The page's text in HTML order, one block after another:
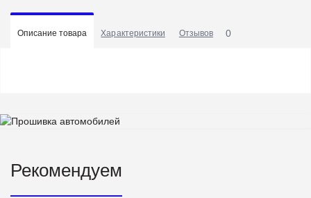
Описание товара Характеристики Отзывов 0
Рекомендуем